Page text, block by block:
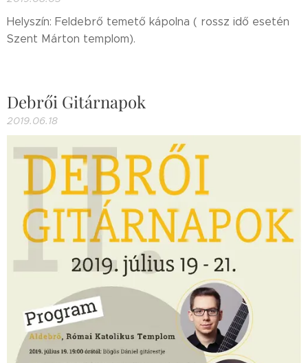
Helyszín: Feldebrő temető kápolna ( rossz idő esetén
Szent Márton templom).
Debrői Gitárnapok
2019.06.18